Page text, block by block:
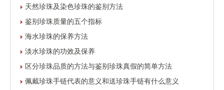
天然珍珠及染色珍珠的鉴别方法
鉴别珍珠质量的五个指标
海水珍珠的保养方法
淡水珍珠的功效及保养
区分珍珠品质的方法与鉴别珍珠真假的简单方法
佩戴珍珠手链代表的意义和送珍珠手链有什么意义